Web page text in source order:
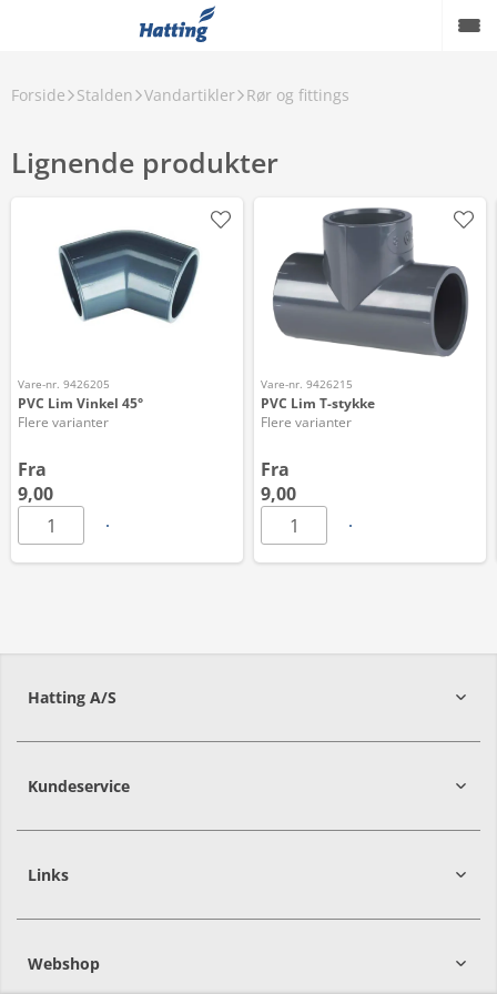
Forside Stalden Vandartikler Rør og fittings
Lignende produkter
Vare-nr. 9426205
PVC Lim Vinkel 45°
Flere varianter
Fra
9,00
Vare-nr. 9426215
PVC Lim T-stykke
Flere varianter
Fra
9,00
Hatting A/S
8700Horsens
Kundeservice
Links
Webshop